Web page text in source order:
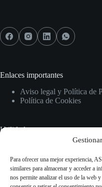
Para ofrecer una mejor experiencia,
similares para almacenar y acceder a
nos permite analizar el uso de la web
Enlaces importantes
Aviso legal y Política de
Política de Cookies
Utilidades
Normativas
Guías y recursos
Información sobre